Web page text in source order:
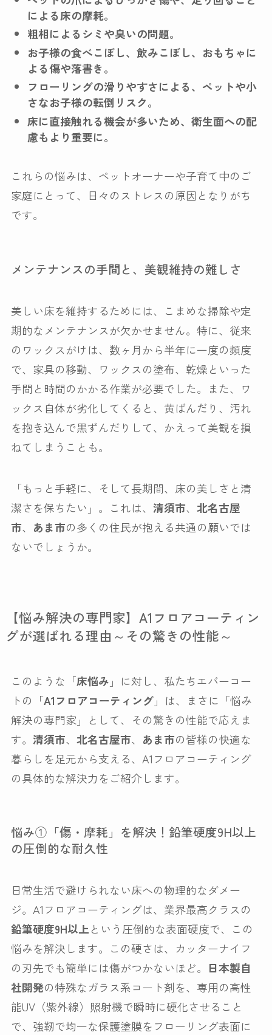
による床の摩耗。
粗相によるシミや臭いの問題。
お子様の食べこぼし、飲みこぼし、おもちゃに
よる傷や落書き。
フローリングの滑りやすさによる、ペットや小
さなお子様の転倒リスク。
床に直接触れる機会が多いため、衛生面への配
慮もより重要に。
これらの悩みは、ペットオーナーや子育て中のご
家庭にとって、日々のストレスの原因となりがち
です。
メンテナンスの手間と、美観維持の難しさ
美しい床を維持するためには、こまめな掃除や定
期的なメンテナンスが欠かせません。特に、従来
のワックスがけは、数ヶ月から半年に一度の頻度
で、家具の移動、ワックスの塗布、乾燥といった
手間と時間のかかる作業が必要でした。また、ワ
ックス自体が劣化してくると、黄ばんだり、汚れ
を抱き込んで黒ずんだりして、かえって美観を損
ねてしまうことも。
「もっと手軽に、そして長期間、床の美しさと清
潔さを保ちたい」。これは、 清須市、 北名古屋
市、 あま市の多くの住民が抱える共通の願いでは
ないでしょうか。
【悩み解決の専門家】A1フロアコーティン
グが選ばれる理由～その驚きの性能～
このような「床悩み 」に対し、私たちエバーコー
トの「A1フロアコーティング」は、まさに「悩み
解決の専門家」として、その驚きの性能で応えま
す。 清須市、 北名古屋市、 あま市の皆様の快適な
暮らしを足元から支える、A1フロアコーティング
の具体的な解決力をご紹介します。
悩み①「傷・摩耗」を解決！鉛筆硬度9H以上
の圧倒的な耐久性
日常生活で避けられない床への物理的なダメー
ジ。A1フロアコーティングは、業界最高クラスの
鉛筆硬度9H以上という圧倒的な表面硬度で、この
悩みを解決します。この硬さは、カッターナイフ
の刃先でも簡単には傷がつかないほど。 日本製自
社開発の特殊なガラス系コート剤を、専用の高性
能UV（紫外線）照射機で瞬時に硬化させること
で、強靭で均一な保護塗膜をフローリング表面に